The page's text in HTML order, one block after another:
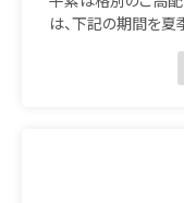
は、下記の期間を